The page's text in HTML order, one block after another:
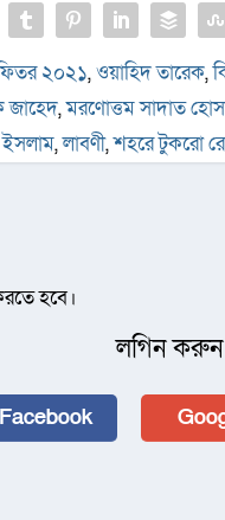
২০২১,ওয়াহিদ তারেক,
জাহেদ,মরণোত্তম সাদাত
ইসলাম,লাবণী,শহরে টুকরো
হবে।
লগিন
Facebook